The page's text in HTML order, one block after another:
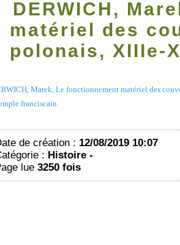
DERWICH,
matériel des
polonais, XIIIe-
Marek, Le fonctionnement matériel des
franciscain.
de création : 12/08/2019 10:07
: Histoire -
lue 3250 fois